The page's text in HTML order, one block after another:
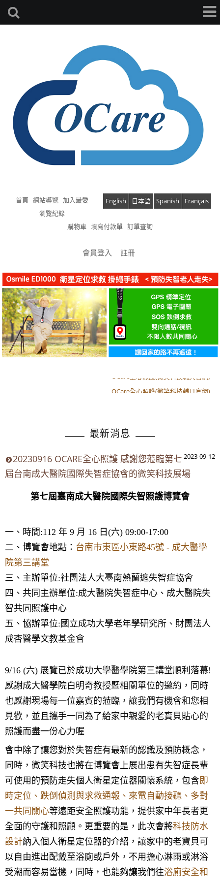
首頁 網站導覽 加入最愛 English 日本語 Spanish
Français
瀏覽紀錄
購物車 填寫付款單 訂單查詢
會員登入 註冊
最新消息
2023-09-12
20230916 OCARE全心照護 感謝您蒞臨第七
屆台南成大醫院國際失智症協會的微笑科技展場
第七屆臺南成大醫院國際失智照護博覽會
一、時間:112 年 9 月 16 日(六) 09:00-17:00
二、博覽會地點： 台南市東區小東路45號 - 成大醫學
院第三講堂
三、主辦單位:社團法人大臺南熱蘭遮失智症協會
四、共同主辦單位:成大醫院失智症中心、成大醫院失
智共同照護中心
五、協辦單位:國立成功大學老年學研究所、財團法人
成杏醫學文教基金會
9/16 (六) 展覽已於成功大學醫學院第三講堂順利落幕!
感謝成大醫學院白明奇教授暨相關單位的邀約，同時
也感謝現場每一位嘉賓的蒞臨，讓我們有機會和您相
見歡，並且攜手一同為了給家中親愛的老寶貝貼心的
照護而盡一份心力喔
會中除了讓您對於失智症有最新的認識及預防概念，
同時，微笑科技也將在博覽會上展出患有失智症長輩
可使用的預防走失個人衛星定位器關懷系統，包含即
時定位、跌倒偵測與求救通報、來電自動接聽、多對
一共同關心等遠距安全照護功能，提供家中年長者更
全面的守護和照顧。更重要的是，此次會將科技防水
設計納入個人衛星定位器的介紹，讓家中的老寶貝可
以自由進出配戴至浴廁或戶外，不用擔心淋雨或淋浴
受潮而容易當機，同時，也能夠讓我們往浴廁安全和